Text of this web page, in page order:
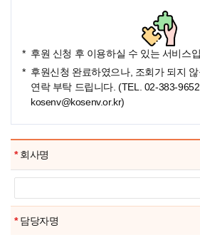
후원 신청 후 이용하실 수 있는 서비스
후원신청 완료하였으나, 조회가 되지
연락 부탁 드립니다. (TEL. 02-383-9652
kosenv@kosenv.or.kr)
신
조
회
*회사명
*담당자명